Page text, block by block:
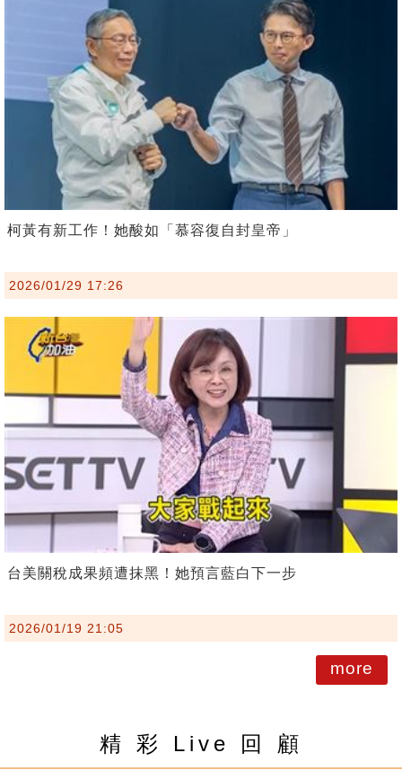
柯黃有新工作！她酸如「慕容復自封皇帝」
2026/01/29 17:26
台美關稅成果頻遭抹黑！她預言藍白下一步
2026/01/19 21:05
more
精 彩 Live 回 顧